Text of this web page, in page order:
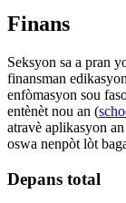
Finans
Seksyon sa a pran
finansman
enfòmasyon sou
entènèt nou an (
atravè aplikasyon
oswa nenpòt lòt
Depans total